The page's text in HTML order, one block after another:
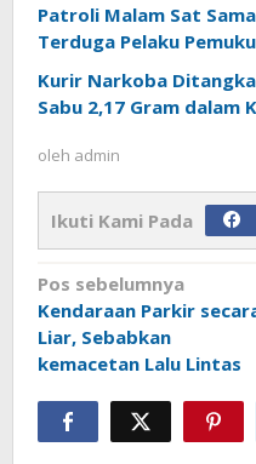
Patroli Malam Sat
Terduga Pelaku
Kurir Narkoba
Sabu 2,17 Gram dalam
oleh admin
Ikuti Kami Pada
Navigasi
pos
Pos sebelumnya
Kendaraan Parkir
Liar, Sebabkan
kemacetan Lalu Lintas